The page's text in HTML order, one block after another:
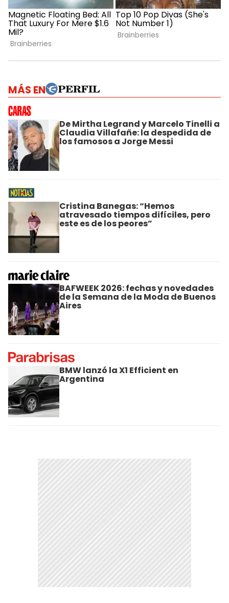
MÁS EN
De Mirtha Legrand y Marcelo Tinelli a
Claudia Villafañe: la despedida de
los famosos a Jorge Messi
Cristina Banegas: “Hemos
atravesado tiempos difíciles, pero
este es de los peores”
BAFWEEK 2026: fechas y novedades
de la Semana de la Moda de Buenos
Aires
BMW lanzó la X1 Efficient en
Argentina